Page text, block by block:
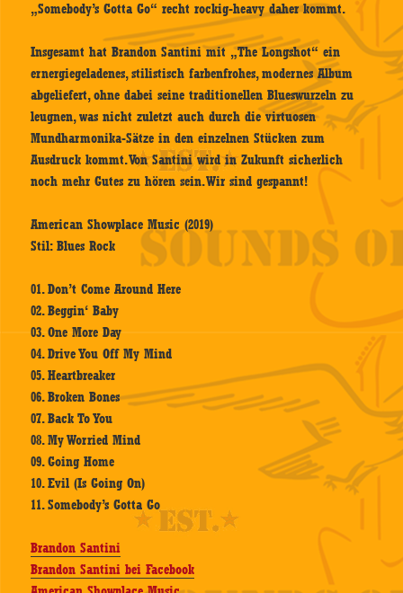
„Somebody’s Gotta Go“ recht rockig-heavy daher kommt.
Insgesamt hat Brandon Santini mit „The Longshot“ ein
ernergiegeladenes, stilistisch farbenfrohes, modernes Album
abgeliefert, ohne dabei seine traditionellen Blueswurzeln zu
leugnen, was nicht zuletzt auch durch die virtuosen
Mundharmonika-Sätze in den einzelnen Stücken zum
Ausdruck kommt. Von Santini wird in Zukunft sicherlich
noch mehr Gutes zu hören sein. Wir sind gespannt!
American Showplace Music (2019)
Stil: Blues Rock
01. Don’t Come Around Here
02. Beggin‘ Baby
03. One More Day
04. Drive You Off My Mind
05. Heartbreaker
06. Broken Bones
07. Back To You
08. My Worried Mind
09. Going Home
10. Evil (Is Going On)
11. Somebody’s Gotta Go
Brandon Santini
Brandon Santini bei Facebook